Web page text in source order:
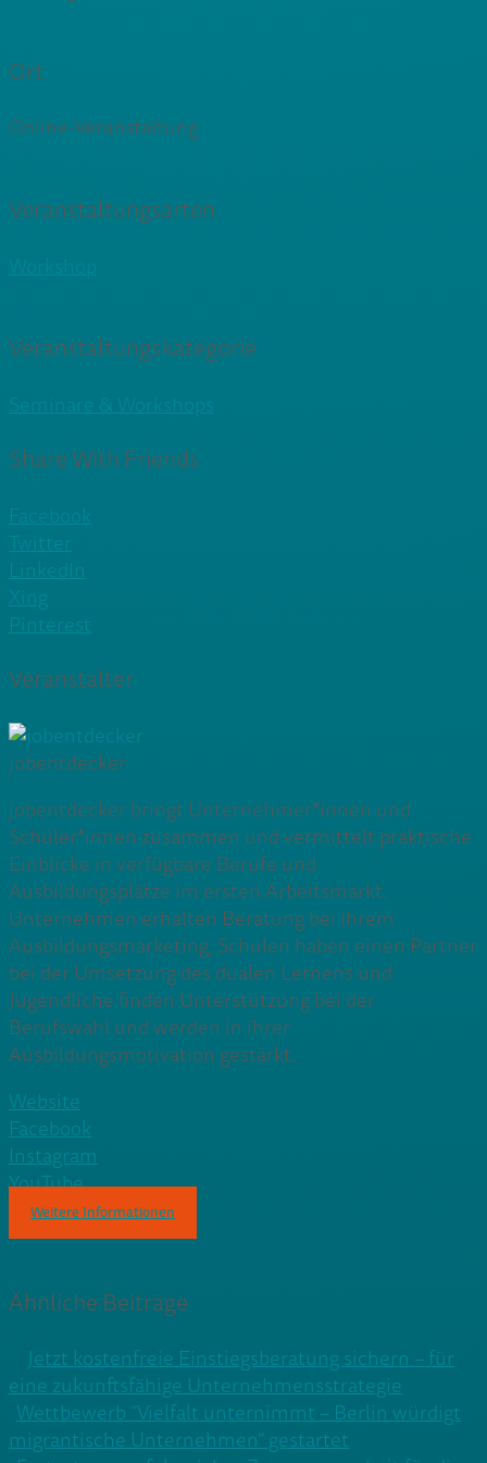
Ort
Online-Veranstaltung
Veranstaltungsarten
Veranstaltungskategorie
Share With Friends
Facebook
Twitter
LinkedIn
Xing
Pinterest
Veranstalter
jobentdecker
jobentdecker bringt Unternehmer*innen und
Schüler*innen zusammen und vermittelt praktische
Einblicke in verfügbare Berufe und
Ausbildungsplätze im ersten Arbeitsmarkt.
Unternehmen erhalten Beratung bei ihrem
Ausbildungsmarketing, Schulen haben einen Partner
bei der Umsetzung des dualen Lernens und
Jugendliche finden Unterstützung bei der
Berufswahl und werden in ihrer
Ausbildungsmotivation gestärkt.
Website
Facebook
Instagram
YouTube
Weitere Informationen
Ähnliche Beiträge
Jetzt kostenfreie Einstiegsberatung sichern – für
eine zukunftsfähige Unternehmensstrategie
Wettbewerb “Vielfalt unternimmt – Berlin würdigt
migrantische Unternehmen” gestartet